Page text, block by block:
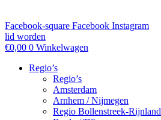
Facebook-square Facebook Instagram
lid worden
€0,00 0 Winkelwagen
Regio’s
Regio’s
Amsterdam
Arnhem / Nijmegen
Regio Bollenstreek-Rijnland